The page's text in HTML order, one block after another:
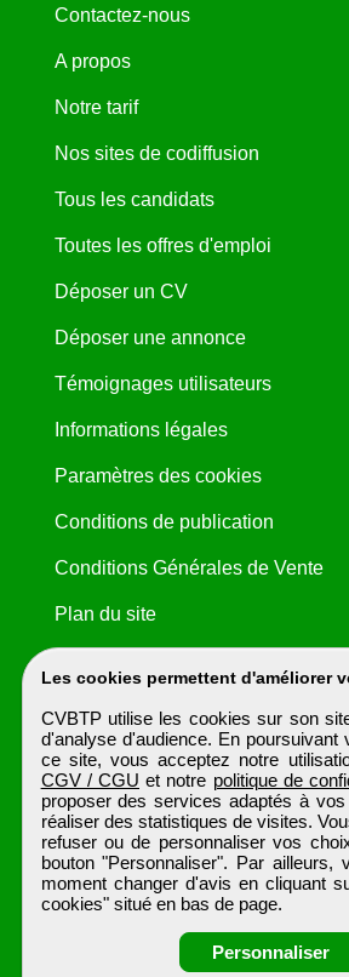
Les cookies permettent d'améliorer
CVBTP utilise les cookies sur son
d'analyse d'audience. En poursuivant
ce site, vous acceptez notre
CGV / CGU et notre politique de
proposer des services adaptés à
réaliser des statistiques de visites.
refuser ou de personnaliser vos
bouton "Personnaliser". Par ailleurs,
moment changer d'avis en cliquant
cookies" situé en bas de page.
Personnaliser
Contactez-nous
A propos
Notre tarif
Nos sites de codiffusion
Tous les candidats
Toutes les offres d'emploi
Déposer un CV
Déposer une annonce
Témoignages utilisateurs
Informations légales
Paramètres des cookies
Conditions de publication
Conditions Générales de Vente
Plan du site